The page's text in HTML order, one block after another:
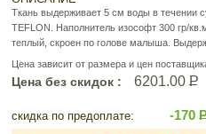
Ткань выдерживает 5 см воды в течении
TEFLON. Наполнитель изософт 300 гр/
теплый, скроен по голове малыша.
Цена зависит от размера и цен
Цена без скидок : 6201.00Р
скидка по предоплате: -170